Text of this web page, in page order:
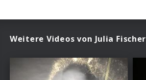
Weitere Videos von Julia Fischer